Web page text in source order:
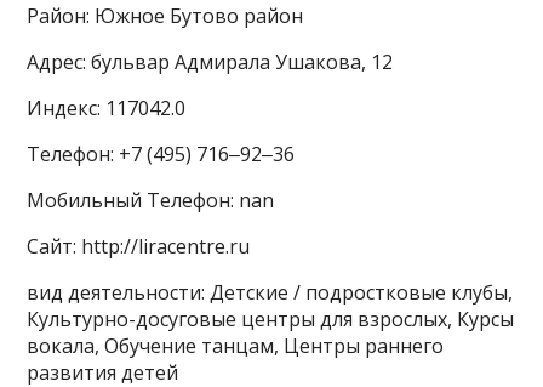
Район: Южное Бутово район
Адрес: бульвар Адмирала Ушакова, 12
Индекс: 117042.0
Телефон: +7 (495) 716‒92‒36
Мобильный Телефон: nan
Сайт: http://liracentre.ru
вид деятельности: Детские / подростковые клубы,
Культурно-досуговые центры для взрослых, Курсы
вокала, Обучение танцам, Центры раннего
развития детей